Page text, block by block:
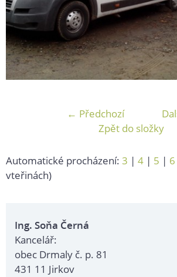
← Předchozí
Zpět do složky
Automatické procházení: 3 | 4 | 5 | 6
vteřinách)
Ing. Soňa Černá
Kancelář:
obec Drmaly č. p. 81
431 11 Jirkov